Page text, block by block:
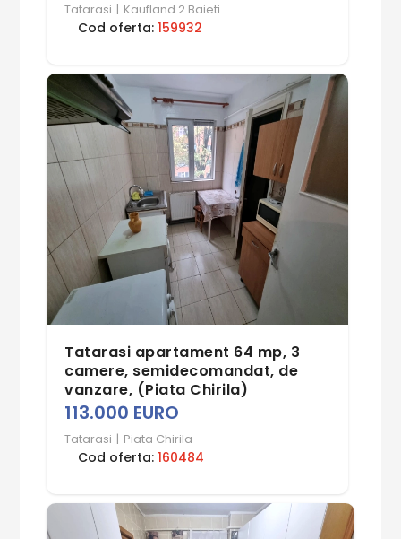
Tatarasi | Kaufland 2 Baieti
Cod oferta:159932
Tatarasi apartament 64 mp, 3
camere, semidecomandat, de
vanzare, (Piata Chirila)
113.000 EURO
Tatarasi | Piata Chirila
Cod oferta:160484